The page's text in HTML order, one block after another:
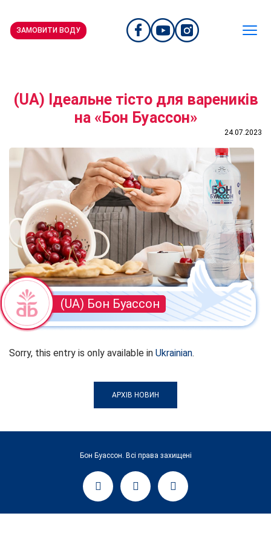
ЗАМОВИТИ ВОДУ
(UA) Ідеальне тісто для вареників
на «Бон Буассон»
24.07.2023
(UA) Бон Буассон
Sorry, this entry is only available in Ukrainian.
АРХІВ НОВИН
Бон Буассон. Всі права захищені